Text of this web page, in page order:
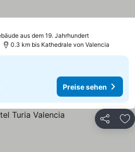
aus dem 19. JahrhundertPreise
0.3 km bis Kathedrale von Valencia
Preise sehen
Teilen